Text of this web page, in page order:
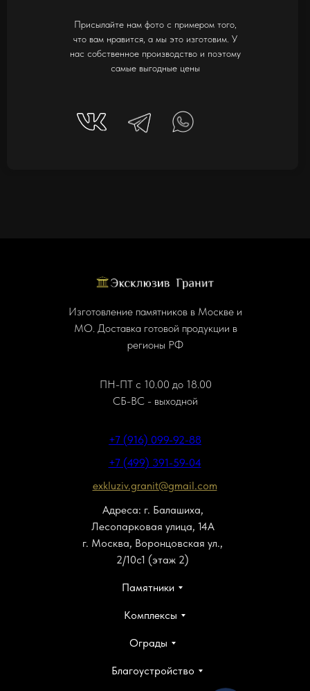
Присылайте нам фото с примером того,
что вам нравится, а мы это изготовим. У
нас собственное производство и поэтому
самые выгодные цены
exkluziv.granit@gmail.com
Изготовление памятников в Москве и
МО. Доставка готовой продукции в
регионы РФ
ПН-ПТ с 10.00 до 18.00
СБ-ВС - выходной
Адреса: г. Балашиха,
Лесопарковая улица, 14А
г. Москва, Воронцовская ул.,
2/10с1 (этаж 2)
+7 (916) 099-92-88
+7 (499) 391-59-04
Комплексы
Благоустройство
Ограды
Памятники